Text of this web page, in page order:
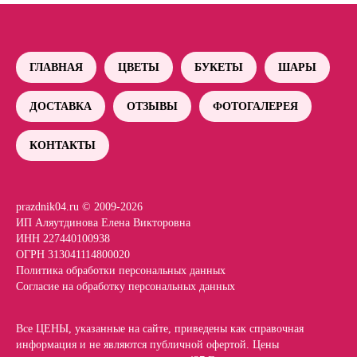
ГЛАВНАЯ ЦВЕТЫ БУКЕТЫ ШАРЫ
ДОСТАВКА ОТЗЫВЫ ФОТОГАЛЕРЕЯ
КОНТАКТЫ
prazdnik04.ru © 2009-2026
ИП Аляутдинова Елена Викторовна
ИНН 227440100938
ОГРН 313041114800020
Политика обработки персональных данных
Согласие на обработку персональных данных
Все ЦЕНЫ, указанные на сайте, приведены как справочная
информация и не являются публичной офертой. Цены